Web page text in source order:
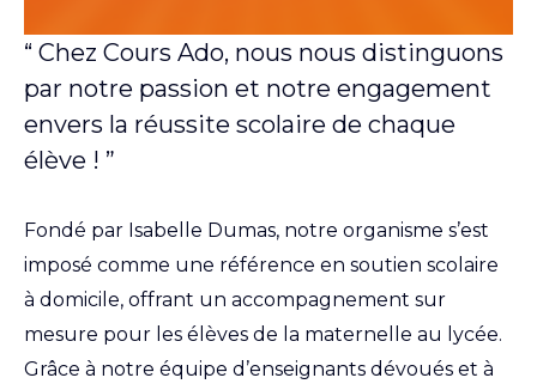
“ Chez Cours Ado, nous nous distinguons
par notre passion et notre engagement
envers la réussite scolaire de chaque
élève ! ”
Fondé par Isabelle Dumas, notre organisme s’est
imposé comme une référence en soutien scolaire
à domicile, offrant un accompagnement sur
mesure pour les élèves de la maternelle au lycée.
Grâce à notre équipe d’enseignants dévoués et à